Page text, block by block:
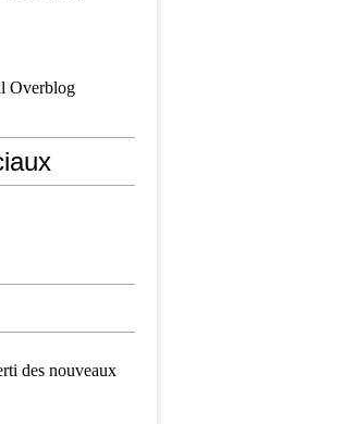
Overblog
des nouveaux